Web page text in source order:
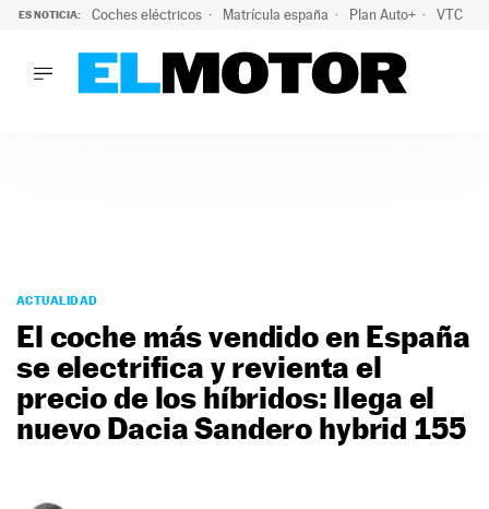
ES NOTICIA: Coches eléctricos Matrícula españa Plan Auto+ VTC
PODCAST
MOTOS
TECNOLOGÍA
MOTORTV
ACTUALIDAD
El coche más vendido en España
se electrifica y revienta el
precio de los híbridos: llega el
nuevo Dacia Sandero hybrid 155